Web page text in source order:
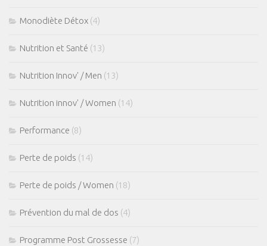
Monodiète Détox (4)
Nutrition et Santé (13)
Nutrition Innov' / Men (13)
Nutrition innov' / Women (14)
Performance (8)
Perte de poids (14)
Perte de poids / Women (18)
Prévention du mal de dos (4)
Programme Post Grossesse (7)